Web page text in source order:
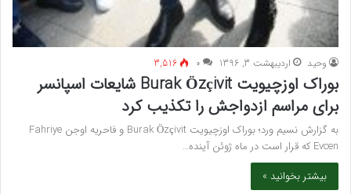
وحید اردیبهشت 3, 1396 ۰ 3,516
بوراک اوزچیویت Burak Özçivit شایعات اسپانسر
برای مراسم ازدواجش را تکذیب کرد
به گزارش نسیم ورد؛ بوراک اوزچیویت Burak Özçivit و فاحریه اوجن Fahriye
Evcen که قرار است در ماه ژوئن آینده…
بیشتر بخوانید »